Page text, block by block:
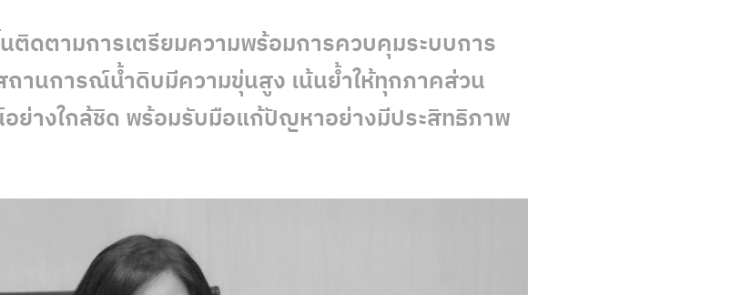
ติดตามการเตรียมความพร้อมการควบคุมระบบการ
านการณ์น้ำดิบมีความขุ่นสูง เน้นย้ำให้ทุกภาคส่วน
างใกล้ชิด พร้อมรับมือแก้ปัญหาอย่างมีประสิทธิภาพ